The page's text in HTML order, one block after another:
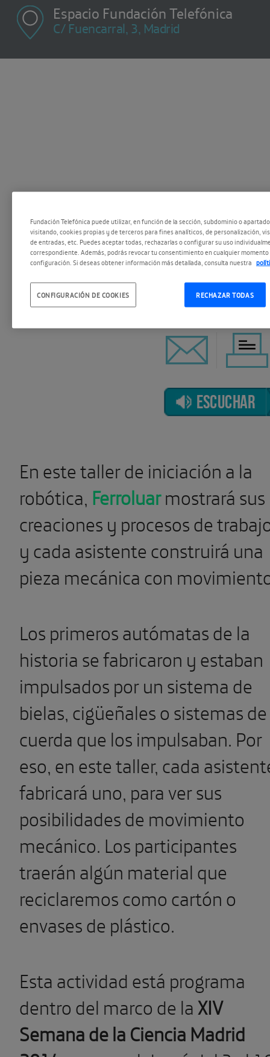
Espacio Fundación Telefónica
C/ Fuencarral, 3, Madrid
08
NOV 2014
10:00 - 13:00
ESCUCHAR
En este taller de iniciación a la
robótica, Ferroluarmostrará sus
creaciones y procesos de
y cada asistente construirá una
pieza mecánica con
Los primeros autómatas de la
historia se fabricaron y estaban
impulsados por un sistema de
bielas, cigüeñales o sistemas de
cuerda que los impulsaban. Por
eso, en este taller, cada
fabricará uno, para ver sus
posibilidades de movimiento
mecánico. Los participantes
traerán algún material que
reciclaremos como cartón o
envases de plástico.
Esta actividad está programa
dentro del marco de laXIV
Semana de la Ciencia Madrid
Fundación Telefónica puede utilizar, en función de la sección, subdominio o
visitando, cookies propias y de terceros para fines analíticos, de personalización,
de entradas, etc. Puedes aceptar todas, rechazarlas o configurar su uso
correspondiente. Además, podrás revocar tu consentimiento en cualquier momento
configuración. Si deseas obtener información más detallada, consulta nuestra
RECHAZAR TODAS
CONFIGURACIÓN DE COOKIES